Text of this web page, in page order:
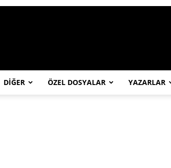
DİĞER ÖZEL DOSYALAR YAZARLAR